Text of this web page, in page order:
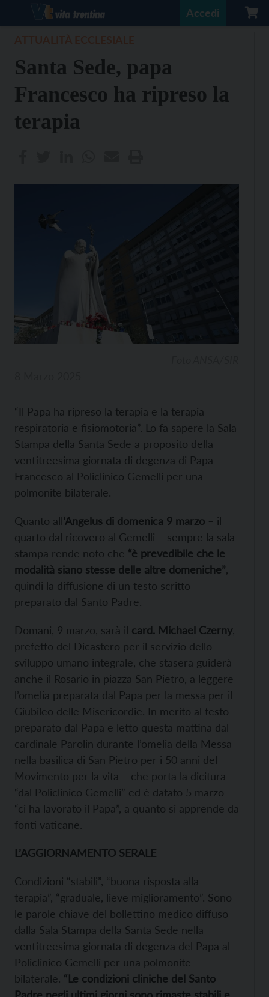
Accedi
Santa Sede, papa
Francesco ha ripreso la
terapia
“Il Papa ha ripreso la terapia e la terapia
respiratoria e fisiomotoria”. Lo fa sapere la Sala
Stampa della Santa Sede a proposito della
ventitreesima giornata di degenza di Papa
Francesco al Policlinico Gemelli per una
polmonite bilaterale.
Quanto all’Angelus di domenica 9 marzo – il
quarto dal ricovero al Gemelli – sempre la sala
stampa rende noto che “è prevedibile che le
modalità siano stesse delle altre domeniche”
quindi la diffusione di un testo scritto
preparato dal Santo Padre.
Domani, 9 marzo, sarà il card. Michael Czerny
prefetto del Dicastero per il servizio dello
sviluppo umano integrale, che stasera guiderà
anche il Rosario in piazza San Pietro, a leggere
l’omelia preparata dal Papa per la messa per il
Giubileo delle Misericordie. In merito al testo
preparato dal Papa e letto questa mattina dal
cardinale Parolin durante l’omelia della Messa
nella basilica di San Pietro per i 50 anni del
Movimento per la vita – che porta la dicitura
“dal Policlinico Gemelli” ed è datato 5 marzo –
“ci ha lavorato il Papa”, a quanto si apprende da
fonti vaticane.
L’AGGIORNAMENTO SERALE
Condizioni “stabili”, “buona risposta alla
terapia”, “graduale, lieve miglioramento”. Sono
le parole chiave del bollettino medico diffuso
dalla Sala Stampa della Santa Sede nella
ventitreesima giornata di degenza del Papa al
Policlinico Gemelli per una polmonite
bilaterale. “Le condizioni cliniche del Santo